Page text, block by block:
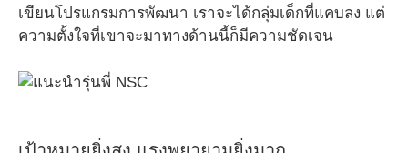
เขียนโปรแกรมการพัฒนา เราจะได้กลุ่มเด็กที่แคบลง แต่
ความตั้งใจที่เขาจะมาทางด้านนี้ก็มีความชัดเจน